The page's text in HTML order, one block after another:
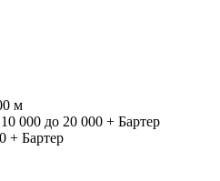
м
000 до 20 000 + Бартер
+ Бартер